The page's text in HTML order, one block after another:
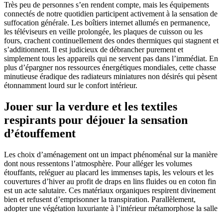
Très peu de personnes s’en rendent compte, mais les équipements
connectés de notre quotidien participent activement à la sensation de
suffocation générale. Les boîtiers internet allumés en permanence,
les téléviseurs en veille prolongée, les plaques de cuisson ou les
fours, crachent continuellement des ondes thermiques qui stagnent et
s’additionnent. Il est judicieux de débrancher purement et
simplement tous les appareils qui ne servent pas dans l’immédiat. En
plus d’épargner nos ressources énergétiques mondiales, cette chasse
minutieuse éradique des radiateurs miniatures non désirés qui pèsent
étonnamment lourd sur le confort intérieur.
Jouer sur la verdure et les textiles
respirants pour déjouer la sensation
d’étouffement
Les choix d’aménagement ont un impact phénoménal sur la manière
dont nous ressentons l’atmosphère. Pour alléger les volumes
étouffants, reléguer au placard les immenses tapis, les velours et les
couvertures d’hiver au profit de draps en lins fluides ou en coton fin
est un acte salutaire. Ces matériaux organiques respirent divinement
bien et refusent d’emprisonner la transpiration. Parallèlement,
adopter une végétation luxuriante à l’intérieur métamorphose la salle